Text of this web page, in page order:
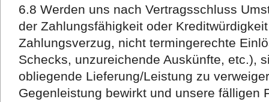
6.8 Werden uns nach Vertragsschluss
der Zahlungsfähigkeit oder
Zahlungsverzug, nicht termingerechte
Schecks, unzureichende Auskünfte, etc.),
obliegende Lieferung/Leistung zu
Gegenleistung bewirkt und unsere fälligen